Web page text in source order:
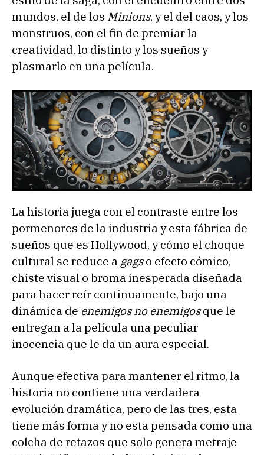
mundos, el de los Minions, y el del caos, y los
monstruos, con el fin de premiar la
creatividad, lo distinto y los sueños y
plasmarlo en una película.
La historia juega con el contraste entre los
pormenores de la industria y esta fábrica de
sueños que es Hollywood, y cómo el choque
cultural se reduce a gagso efecto cómico,
chiste visual o broma inesperada diseñada
para hacer reír continuamente, bajo una
dinámica de enemigos no enemigosque le
entregan a la película una peculiar
inocencia que le da un aura especial.
Aunque efectiva para mantener el ritmo, la
historia no contiene una verdadera
evolución dramática, pero de las tres, esta
tiene más forma y no esta pensada como una
colcha de retazos que solo genera metraje